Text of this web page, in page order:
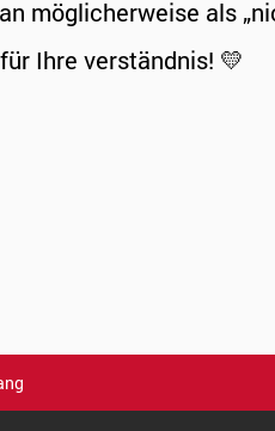
möglicherweise als
Ihre verständnis! 💛